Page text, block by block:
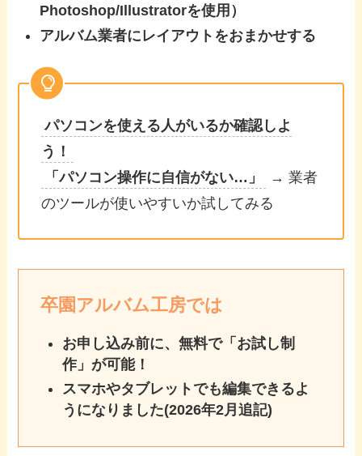
Photoshop/Illustratorを使用）
アルバム業者にレイアウトをおまかせする
パソコンを使える人がいるか確認しよ
う！
「パソコン操作に自信がない…」
→ 業者
のツールが使いやすいか試してみる
卒園アルバム工房では
お申し込み前に、無料で「お試し制
作」が可能！
スマホやタブレットでも編集できるよ
うになりました(2026年2月追記)